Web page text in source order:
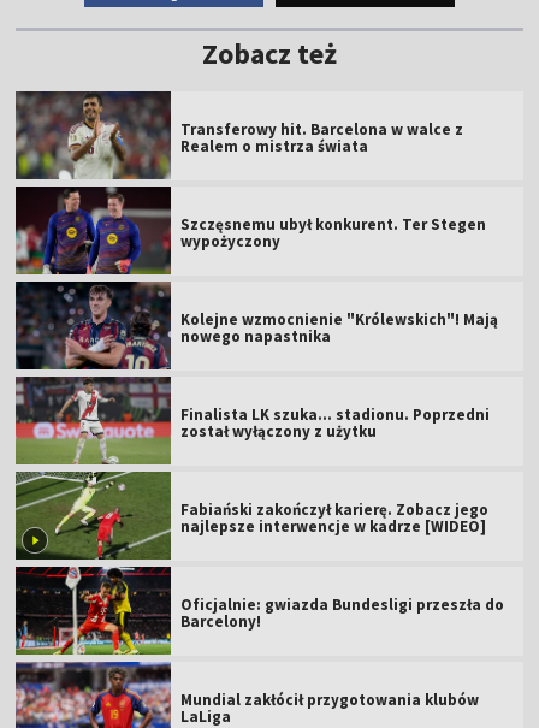
Zobacz też
Transferowy hit. Barcelona w walce z
Realem o mistrza świata
Szczęsnemu ubył konkurent. Ter Stegen
wypożyczony
Kolejne wzmocnienie "Królewskich"! Mają
nowego napastnika
Finalista LK szuka... stadionu. Poprzedni
został wyłączony z użytku
Fabiański zakończył karierę. Zobacz jego
najlepsze interwencje w kadrze [WIDEO]
Oficjalnie: gwiazda Bundesligi przeszła do
Barcelony!
Mundial zakłócił przygotowania klubów
LaLiga